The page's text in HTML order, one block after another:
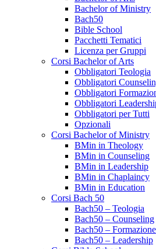
Bachelor of Ministry
Bach50
Bible School
Pacchetti Tematici
Licenza per Gruppi
Corsi Bachelor of Arts
Obbligatori Teologia
Obbligatori
Obbligatori
Obbligatori
Obbligatori per Tutti
Opzionali
Corsi Bachelor of Ministry
BMin in Theology
BMin in Counseling
BMin in Leadership
BMin in Chaplaincy
BMin in Education
Corsi Bach 50
Bach50 – Teologia
Bach50 – Counseling
Bach50 – Formazione
Bach50 – Leadership